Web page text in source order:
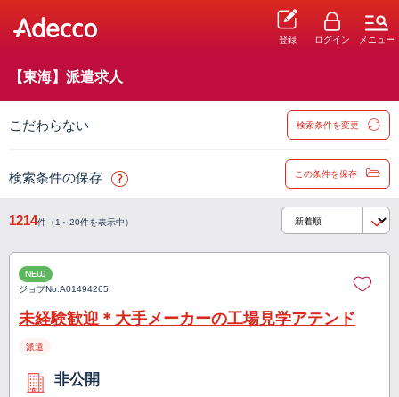
登録 ログイン メニュー
【東海】派遣求人
こだわらない 検索条件を変更
検索条件の保存 この条件を保存
1214件（1～20件を表示中）
NEW
ジョブNo.A01494265
未経験歓迎＊大手メーカーの工場見学アテンド
派遣
非公開